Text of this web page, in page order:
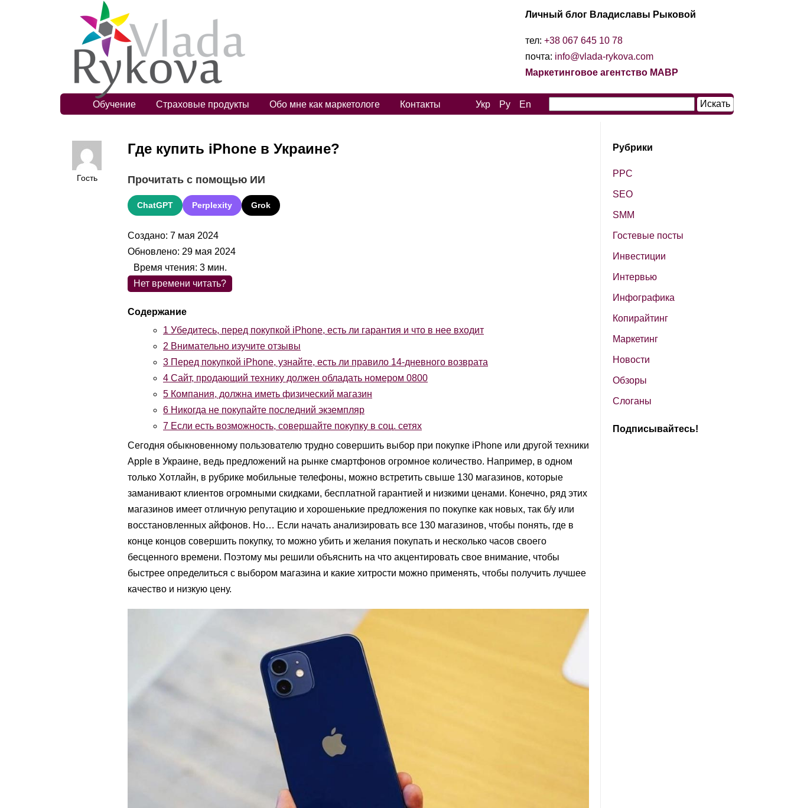
Личный блог Владиславы Рыковой
тел: +38 067 645 10 78
почта: info@vlada-rykova.com
Маркетинговое агентство МАВР
Обучение Страховые продукты Обо мне как маркетологе Контакты Укр Ру En
Гость
Где купить iPhone в Украине?
Прочитать с помощью ИИ
ChatGPT Perplexity Grok
Создано: 7 мая 2024
Обновлено: 29 мая 2024
Нет времени читать?
1 Убедитесь, перед покупкой iPhone, есть ли гарантия и что в нее входит
2 Внимательно изучите отзывы
3 Перед покупкой iPhone, узнайте, есть ли правило 14-дневного возврата
4 Сайт, продающий технику должен обладать номером 0800
5 Компания, должна иметь физический магазин
6 Никогда не покупайте последний экземпляр
7 Если есть возможность, совершайте покупку в соц. сетях
Время чтения: 3 мин.
Сегодня обыкновенному пользователю трудно совершить выбор при покупке iPhone или другой техники
Apple в Украине, ведь предложений на рынке смартфонов огромное количество. Например, в одном
только Хотлайн, в рубрике мобильные телефоны, можно встретить свыше 130 магазинов, которые
заманивают клиентов огромными скидками, бесплатной гарантией и низкими ценами. Конечно, ряд этих
магазинов имеет отличную репутацию и хорошенькие предложения по покупке как новых, так б/у или
восстановленных айфонов. Но… Если начать анализировать все 130 магазинов, чтобы понять, где в
конце концов совершить покупку, то можно убить и желания покупать и несколько часов своего
бесценного времени. Поэтому мы решили объяснить на что акцентировать свое внимание, чтобы
быстрее определиться с выбором магазина и какие хитрости можно применять, чтобы получить лучшее
качество и низкую цену.
Рубрики
PPC
SЕО
SМM
Гостевые посты
Инвестиции
Интервью
Инфографика
Копирайтинг
Маркетинг
Новости
Обзоры
Слоганы
Подписывайтесь!